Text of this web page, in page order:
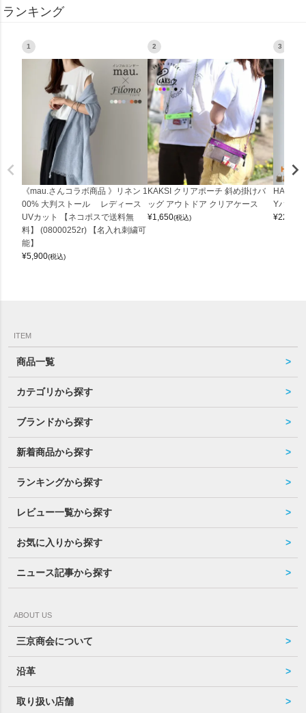
ランキング
1
《mau.さんコラボ商品 》リネン 1
00% 大判ストール レディース
UVカット 【ネコポスで送料無
料】 (08000252r) 【名入れ刺繍可
能】
¥5,900(税込)
2
KAKSI クリアポーチ 斜め掛けバ
ッグ アウトドア クリアケース
¥1,650(税込)
3
Yバッグ
¥22,000
ITEM
商品一覧
カテゴリから探す
ブランドから探す
新着商品から探す
ランキングから探す
レビュー一覧から探す
お気に入りから探す
ニュース記事から探す
ABOUT US
三京商会について
沿革
取り扱い店舗